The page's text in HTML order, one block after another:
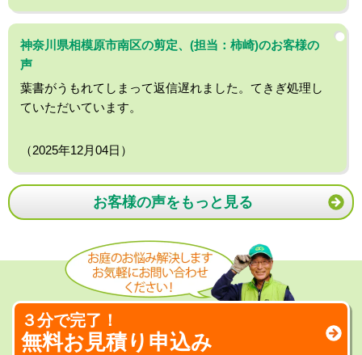
神奈川県相模原市南区の剪定、(担当：柿崎)のお客様の
声
葉書がうもれてしまって返信遅れました。てきぎ処理し
ていただいています。
（2025年12月04日）
お客様の声をもっと見る
３分で完了！
無料お見積り申込み